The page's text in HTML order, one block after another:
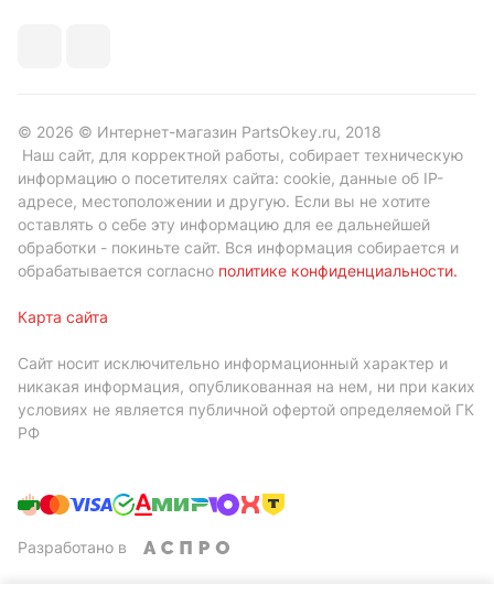
© 2026 © Интернет-магазин PartsOkey.ru, 2018
Наш сайт, для корректной работы, собирает техническую
информацию о посетителях сайта: cookie, данные об IP-
адресе, местоположении и другую. Если вы не хотите
оставлять о себе эту информацию для ее дальнейшей
обработки - покиньте сайт. Вся информация собирается и
обрабатывается согласно политике конфиденциальности.
Карта сайта
Сайт носит исключительно информационный характер и
никакая информация, опубликованная на нем, ни при каких
условиях не является публичной офертой определяемой ГК
РФ
Разработано в